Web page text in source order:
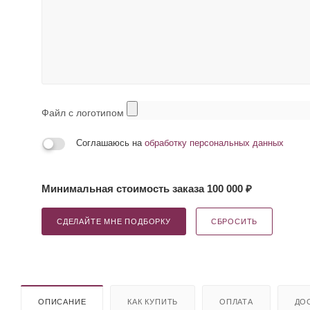
Файл с логотипом
Соглашаюсь на обработку персональных данных
Минимальная стоимость заказа 100 000 ₽
СДЕЛАЙТЕ МНЕ ПОДБОРКУ СБРОСИТЬ
ОПИСАНИЕ КАК КУПИТЬ ОПЛАТА